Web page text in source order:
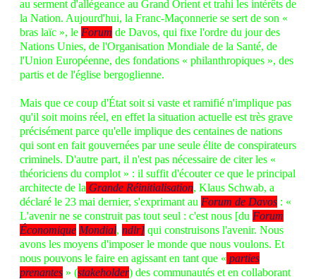
au serment d'allégeance au Grand Orient et trahi les intérêts de
la Nation. Aujourd'hui, la Franc-Maçonnerie se sert de son «
bras laïc », le Forum de Davos, qui fixe l'ordre du jour des
Nations Unies, de l'Organisation Mondiale de la Santé, de
l'Union Européenne, des fondations « philanthropiques », des
partis et de l'église bergoglienne.
Mais que ce coup d'État soit si vaste et ramifié n'implique pas
qu'il soit moins réel, en effet la situation actuelle est très grave
précisément parce qu'elle implique des centaines de nations
qui sont en fait gouvernées par une seule élite de conspirateurs
criminels. D'autre part, il n'est pas nécessaire de citer les «
théoriciens du complot » : il suffit d'écouter ce que le principal
architecte de la Grande Réinitialisation, Klaus Schwab, a
déclaré le 23 mai dernier, s'exprimant au Forum de Davos : «
L'avenir ne se construit pas tout seul : c'est nous [du Forum
Économique Mondial, ndlr] qui construisons l'avenir. Nous
avons les moyens d'imposer le monde que nous voulons. Et
nous pouvons le faire en agissant en tant que « parties
prenantes » (stakeholder) des communautés et en collaborant